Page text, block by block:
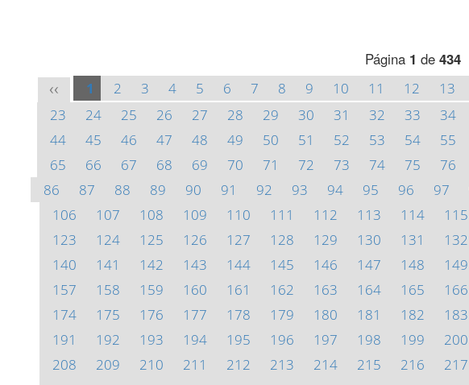
Página 1 de 434
<< 1 2 3 4 5 6 7 8 9 10 11 12 13
23
24 25 26 27 28 29 30 31 32 33 34
44
45 46 47 48 49 50 51 52 53 54 55
65
66 67 68 69 70 71 72 73 74 75 76
86
87 88 89 90 91 92 93 94 95 96 97
106
107 108 109 110 111 112 113 114 115
123
124 125 126 127 128 129 130 131 132
140
141 142 143 144 145 146 147 148 149
157
158 159 160 161 162 163 164 165 166
174
175 176 177 178 179 180 181 182 183
191
192 193 194 195 196 197 198 199 200
208
209 210 211 212 213 214 215 216 217